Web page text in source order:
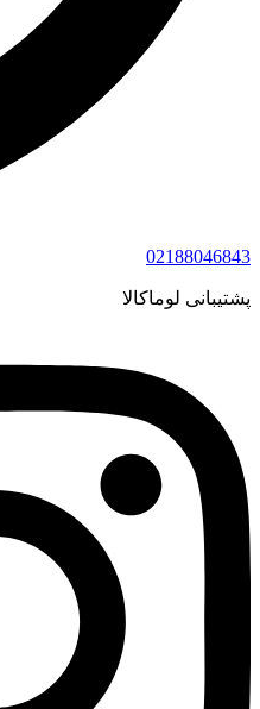
02188046843
پشتیبانی لوماکالا